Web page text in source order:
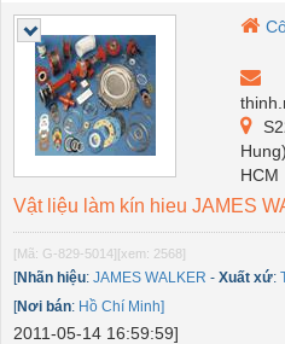
HCM
Vật liệu làm kín hieu JAMES
[Mã: G-829-5014][xem: 2568]
[Nhãn hiệu: JAMES WALKER - Xuất xứ:
[Nơi bán: Hồ Chí Minh]
2011-05-14 16:59:59]